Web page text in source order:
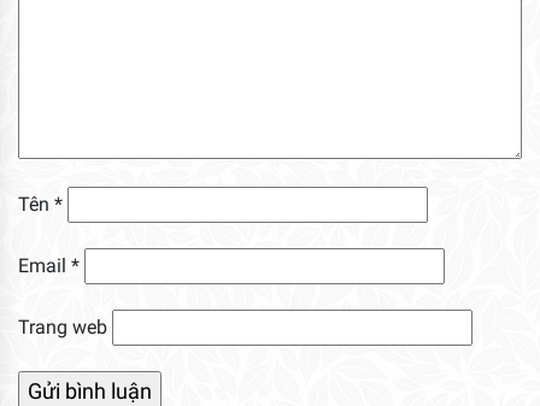
Tên *
Email *
Trang web